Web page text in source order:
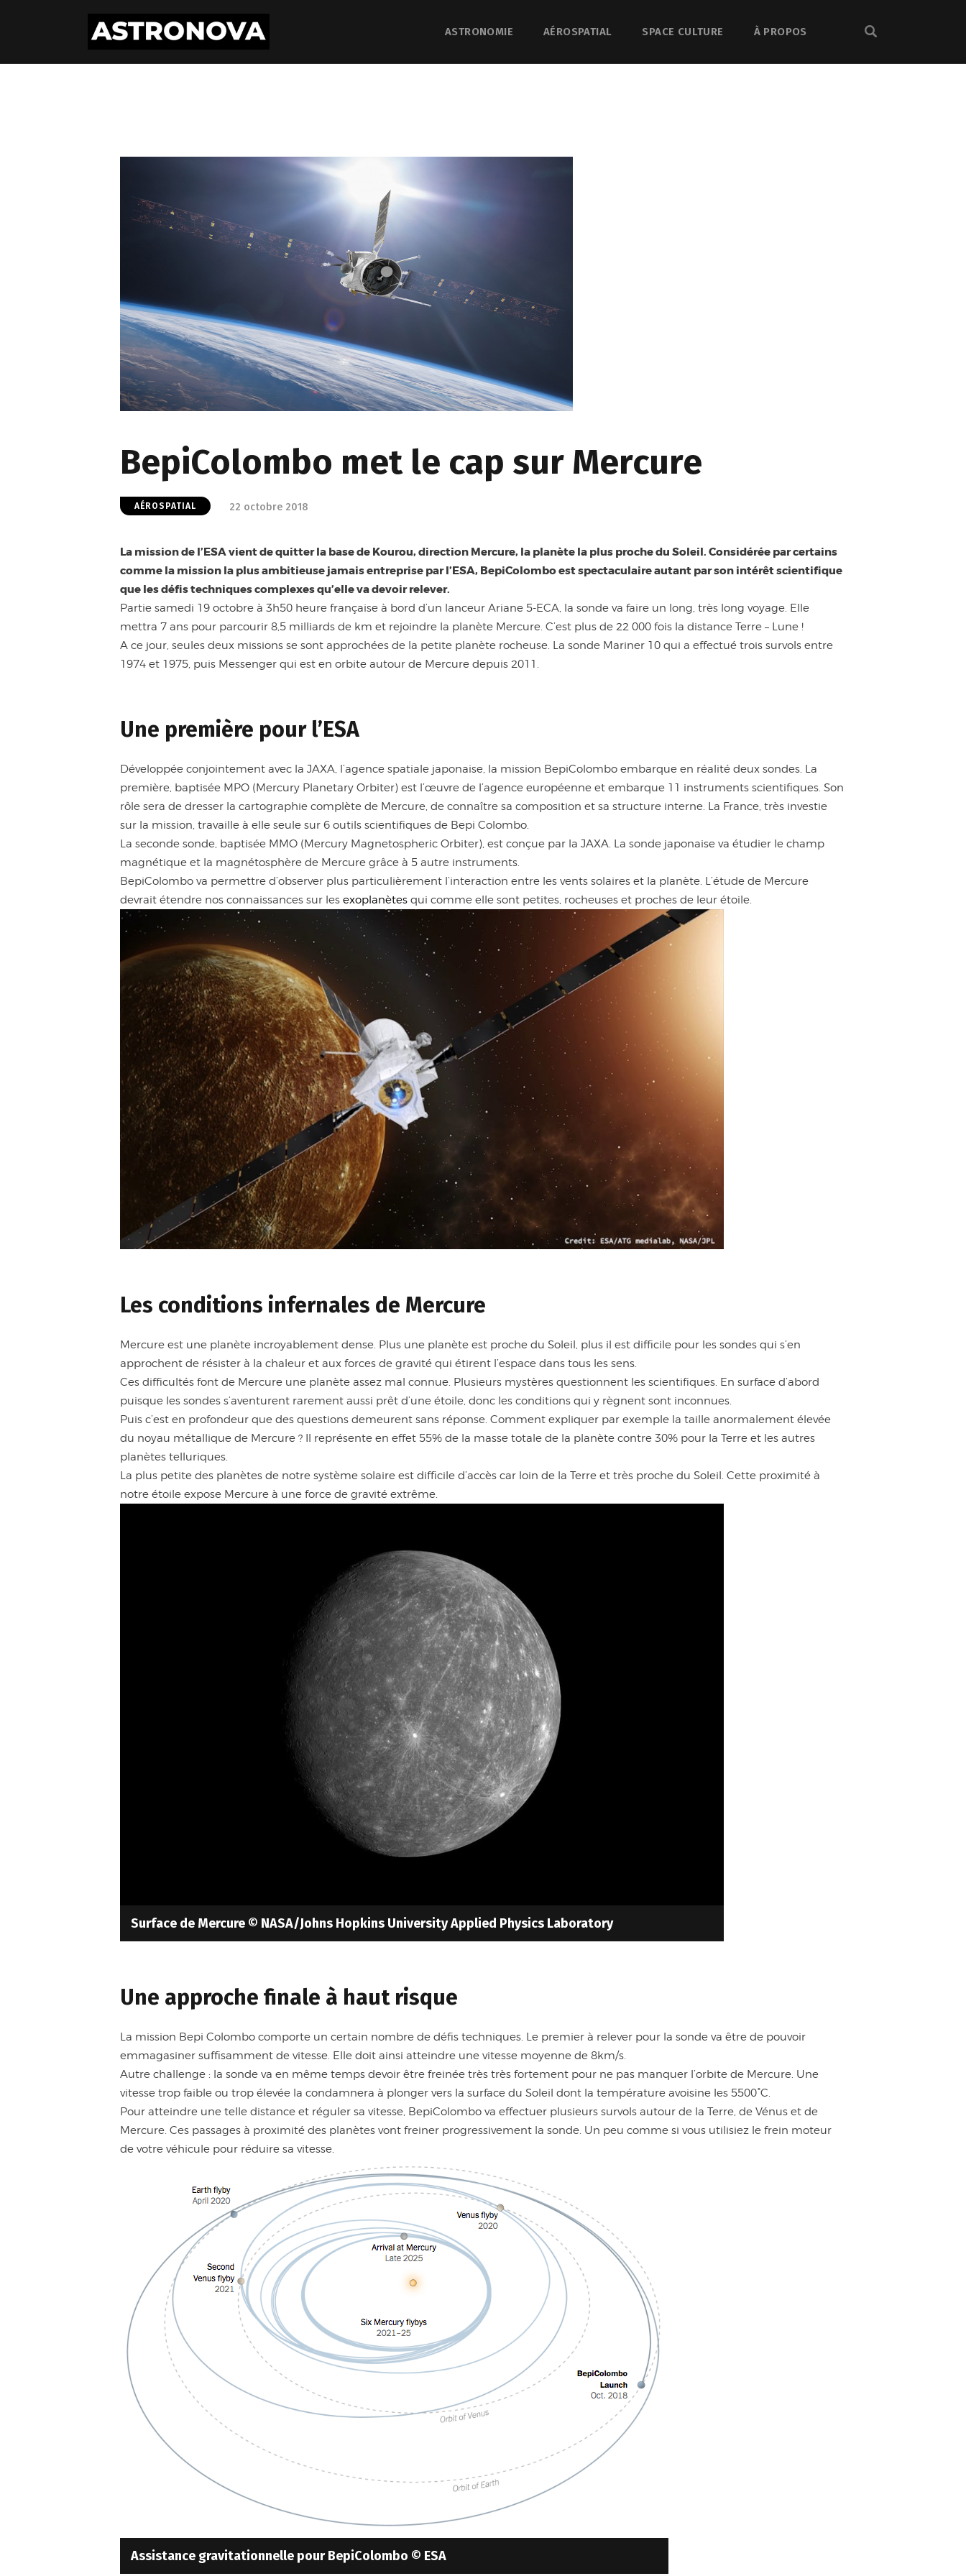
ASTRONOMIE AÉROSPATIAL SPACE CULTURE À PROPOS
BepiColombo met le cap sur Mercure
AÉROSPATIAL 22 octobre 2018
La mission de l’ESA vient de quitter la base de Kourou, direction Mercure, la planète la plus proche du Soleil. Considérée par certains
comme la mission la plus ambitieuse jamais entreprise par l’ESA, BepiColombo est spectaculaire autant par son intérêt scientifique
que les défis techniques complexes qu’elle va devoir relever.
Partie samedi 19 octobre à 3h50 heure française à bord d’un lanceur Ariane 5-ECA, la sonde va faire un long, très long voyage. Elle
mettra 7 ans pour parcourir 8,5 milliards de km et rejoindre la planète Mercure. C’est plus de 22 000 fois la distance Terre – Lune !
A ce jour, seules deux missions se sont approchées de la petite planète rocheuse. La sonde Mariner 10 qui a effectué trois survols entre
1974 et 1975, puis Messenger qui est en orbite autour de Mercure depuis 2011.
Une première pour l’ESA
Développée conjointement avec la JAXA, l’agence spatiale japonaise, la mission BepiColombo embarque en réalité deux sondes. La
première, baptisée MPO (Mercury Planetary Orbiter) est l’œuvre de l’agence européenne et embarque 11 instruments scientifiques. Son
rôle sera de dresser la cartographie complète de Mercure, de connaître sa composition et sa structure interne. La France, très investie
sur la mission, travaille à elle seule sur 6 outils scientifiques de Bepi Colombo.
La seconde sonde, baptisée MMO (Mercury Magnetospheric Orbiter), est conçue par la JAXA. La sonde japonaise va étudier le champ
magnétique et la magnétosphère de Mercure grâce à 5 autre instruments.
BepiColombo va permettre d’observer plus particulièrement l’interaction entre les vents solaires et la planète. L’étude de Mercure
devrait étendre nos connaissances sur les exoplanètes qui comme elle sont petites, rocheuses et proches de leur étoile.
Les conditions infernales de Mercure
Mercure est une planète incroyablement dense. Plus une planète est proche du Soleil, plus il est difficile pour les sondes qui s’en
approchent de résister à la chaleur et aux forces de gravité qui étirent l’espace dans tous les sens.
Ces difficultés font de Mercure une planète assez mal connue. Plusieurs mystères questionnent les scientifiques. En surface d’abord
puisque les sondes s’aventurent rarement aussi prêt d’une étoile, donc les conditions qui y règnent sont inconnues.
Puis c’est en profondeur que des questions demeurent sans réponse. Comment expliquer par exemple la taille anormalement élevée
du noyau métallique de Mercure ? Il représente en effet 55% de la masse totale de la planète contre 30% pour la Terre et les autres
planètes telluriques.
La plus petite des planètes de notre système solaire est difficile d’accès car loin de la Terre et très proche du Soleil. Cette proximité à
notre étoile expose Mercure à une force de gravité extrême.
Surface de Mercure © NASA/Johns Hopkins University Applied Physics Laboratory
Une approche finale à haut risque
La mission Bepi Colombo comporte un certain nombre de défis techniques. Le premier à relever pour la sonde va être de pouvoir
emmagasiner suffisamment de vitesse. Elle doit ainsi atteindre une vitesse moyenne de 8km/s.
Autre challenge : la sonde va en même temps devoir être freinée très très fortement pour ne pas manquer l’orbite de Mercure. Une
vitesse trop faible ou trop élevée la condamnera à plonger vers la surface du Soleil dont la température avoisine les 5500°C.
Pour atteindre une telle distance et réguler sa vitesse, BepiColombo va effectuer plusieurs survols autour de la Terre, de Vénus et de
Mercure. Ces passages à proximité des planètes vont freiner progressivement la sonde. Un peu comme si vous utilisiez le frein moteur
de votre véhicule pour réduire sa vitesse.
Assistance gravitationnelle pour BepiColombo © ESA